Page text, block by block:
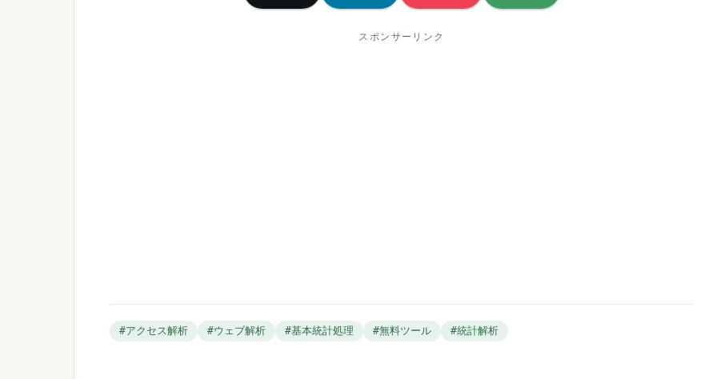
スポンサーリンク
#アクセス解析 #ウェブ解析 #基本統計処理 #無料ツール #統計解析